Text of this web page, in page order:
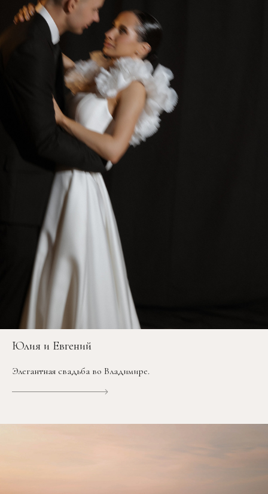
Юлия и Евгений
Элегантная свадьба во Владимире.